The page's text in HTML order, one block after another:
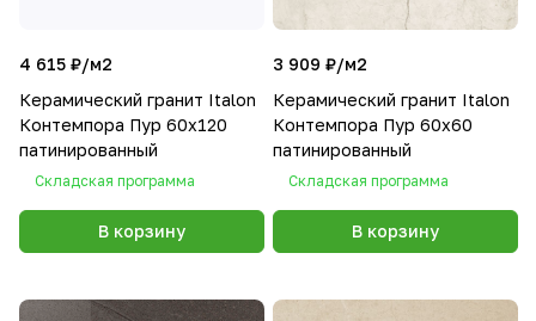
4 615 ₽/м2
Керамический гранит Italon
Контемпора Пур 60х120
патинированный
Складская программа
В корзину
3 909 ₽/м2
Керамический гранит Italon
Контемпора Пур 60х60
патинированный
Складская программа
В корзину